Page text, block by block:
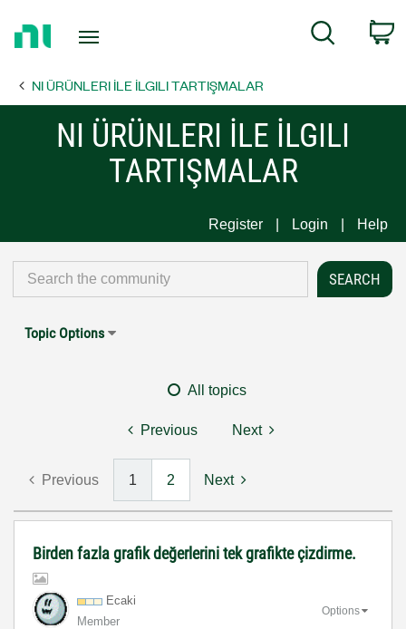
Page
Search
NI ÜRÜNLERI İLE İLGILI TARTIŞMALAR
NI ÜRÜNLERI İLE İLGILI
TARTIŞMALAR
Register Login Help
Topic Options
All topics
Previous Next
Previous 1 2 Next
Birden fazla grafik değerlerini tek grafikte çizdirme.
Ecaki
Member
Options